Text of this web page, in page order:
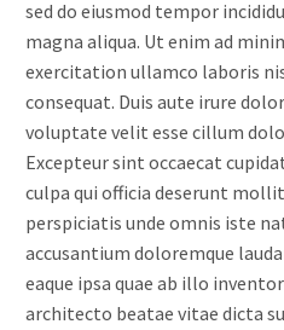
sed do eiusmod tempor
magna aliqua. Ut enim ad
exercitation ullamco laboris
consequat. Duis aute irure
voluptate velit esse cillum
Excepteur sint occaecat
culpa qui officia deserunt
perspiciatis unde omnis iste
accusantium doloremque
eaque ipsa quae ab illo
architecto beatae vitae dicta